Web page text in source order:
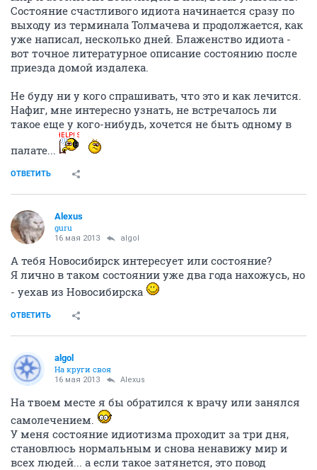
Состояние счастливого идиота начинается сразу по
выходу из терминала Толмачева и продолжается, как
уже написал, несколько дней. Блаженство идиота -
вот точное литературное описание состоянию после
приезда домой издалека.
Не буду ни у кого спрашивать, что это и как лечится.
Нафиг, мне интересно узнать, не встречалось ли
такое еще у кого-нибудь, хочется не быть одному в
палате...
ОТВЕТИТЬ
Alexus
guru
16 мая 2013 algol
А тебя Новосибирск интересует или состояние?
Я лично в таком состоянии уже два года нахожусь, но
- уехав из Новосибирска
ОТВЕТИТЬ
algol
На круги своя
16 мая 2013 Alexus
На твоем месте я бы обратился к врачу или занялся
самолечением.
У меня состояние идиотизма проходит за три дня,
становлюсь нормальным и снова ненавижу мир и
всех людей... а если такое затянется, это повод